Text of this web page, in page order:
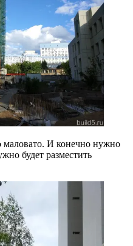
маловато. И конечно нужно
будет разместить